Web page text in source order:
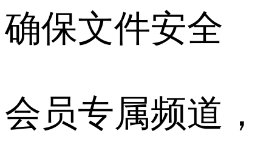
确保文件安全
会员专属频道，